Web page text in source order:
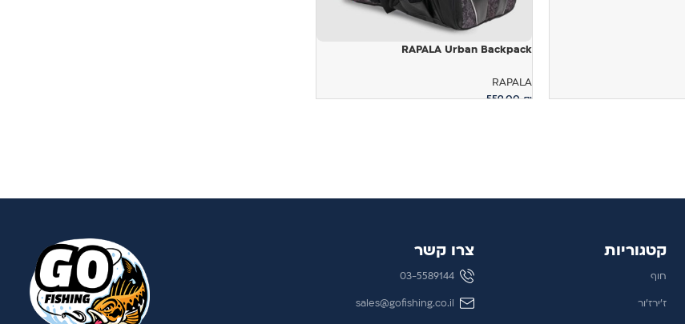
RAPALA Urban Backpack
RAPALA
559.00₪
קטגוריות
חוף
ז'ירז'ור
צרו קשר
03-5589144
sales@gofishing.co.il